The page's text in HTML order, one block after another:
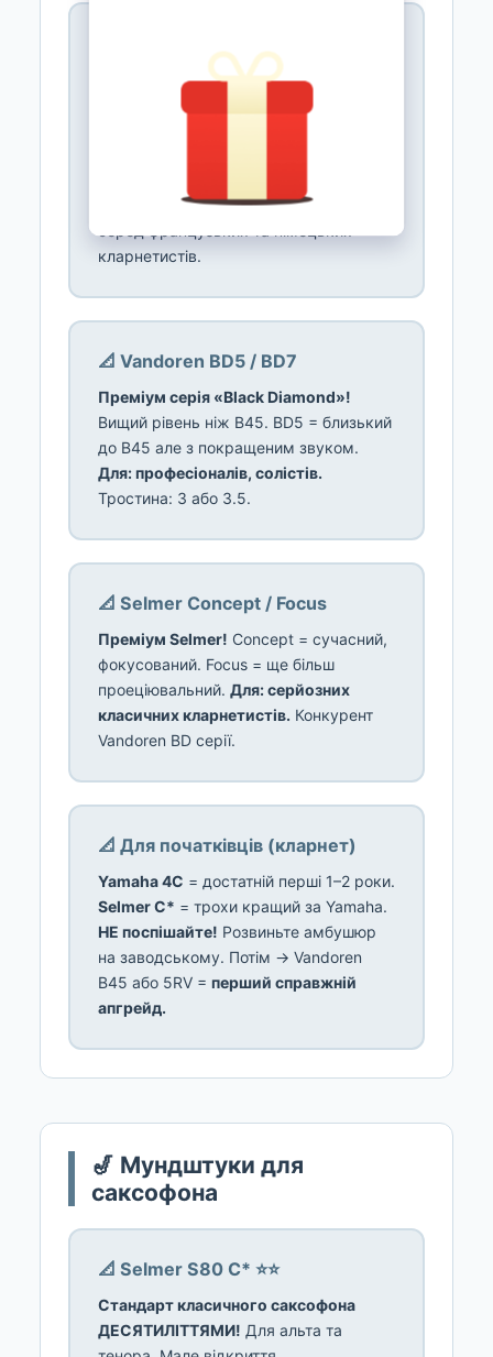
«Глибші» мундштуки!M30 = довший
виліт, темніший, оксамитовий звук.
«європейський» звук.Популярні
кларнетистів.
📐 Vandoren BD5 / BD7
Преміум серія «Black Diamond»!
Вищий рівень ніж B45. BD5 = близький
до B45 але з покращеним звуком.
Для: професіоналів, солістів.
Тростина: 3 або 3.5.
📐 Selmer Concept / Focus
Преміум Selmer! Concept = сучасний,
фокусований. Focus = ще більш
проеціювальний. Для: серйозних
класичних кларнетистів. Конкурент
Vandoren BD серії.
📐 Для початківців (кларнет)
Yamaha 4C = достатній перші 1–2 роки.
Selmer C* = трохи кращий за Yamaha.
НЕ поспішайте! Розвиньте амбушюр
на заводському. Потім → Vandoren
B45 або 5RV = перший справжній
апгрейд.
🎷 Мундштуки для
саксофона
📐 Selmer S80 C* ⭐⭐
Стандарт класичного саксофона
ДЕСЯТИЛІТТЯМИ! Для альта та